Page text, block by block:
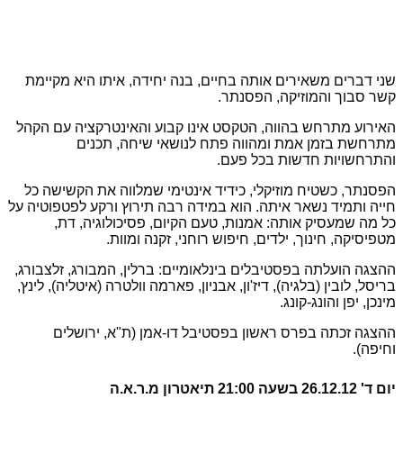
שני דברים משאירים אותה בחיים, בנה יחידה, איתו היא מקיימת
קשר סבוך והמוזיקה, הפסנתר.
האירוע מתרחש בהווה, הטקסט אינו קבוע והאינטרקציה עם הקהל
מתרחשת בזמן אמת ומהווה פתח לנושאי שיחה, תכנים
והתרחשויות חדשות בכל פעם.
הפסנתר, כשטיח מוזיקלי, כידיד אינטימי שמלווה את הקשישה כל
חייה ותמיד נשאר איתה. הוא במידה רבה תירוץ ורקע לפטפוטיה על
כל מה שמעסיק אותה: אמנות, טעם הקיום, פסיכולוגיה, דת,
מטפיסיקה, חינוך, ילדים, חיפוש רוחני, זקנה ומוות.
ההצגה הועלתה בפסטיבלים בינלאומיים: ברלין, המבורג, זלצבורג,
בריסל, לובין (בלגיה), דיז'ון, אבניון, פארמה וולטרה (איטליה), לינץ,
מינכן, יפן והונג-קונג.
ההצגה זכתה בפרס ראשון בפסטיבל דו-אמן (ת"א, ירושלים
וחיפה).
יום ד' 26.12.12 בשעה 21:00 תיאטרון מ.ר.א.ה